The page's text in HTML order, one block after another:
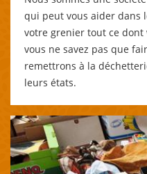
qui peut vous aider dans
votre grenier tout ce dont
vous ne savez pas que
remettrons à la
leurs états.